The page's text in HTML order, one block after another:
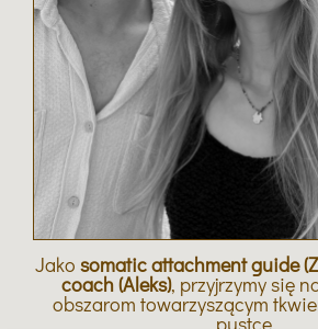
Jako somatic attachment guide
coach (Aleks), przyjrzymy się
obszarom towarzyszącym
pustce.